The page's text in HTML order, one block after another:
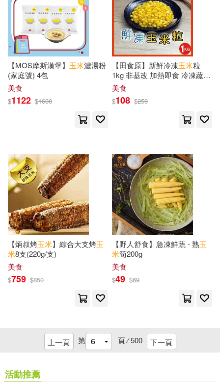
憐情惜雪(5) 星空もあ(5)
曹正文(5) 本書編寫組(5)
朴琳琳(5) 李仁玉(5)
李光福(5)
沖田里緒(5) 獨孤紅(5)
王安憶(5) 王家葵(5)
王磊(5) 玖月晞(5)
白玖(5) 米澤穗信(5)
維吉妮・柯絲塔(5) 羅振玉(5)
范小柱，顏丹紅，陳琪(5)
莊凱任(5)
九州出版社(17)
同濟大學出版社(17)
國立新竹生活美學館(17)
天津人民出版社(17)
安徽教育出版社(17)
慕客館(17) 新蕾出版社(17)
浙江文藝出版社(17)
陝西師範大學出版社(17)
中國人民大學出版社(16)
中國農業大學出版社(16)
【MOS摩斯漢堡】 玉米濃湯粉
(家庭號) 4包
美食
$1122 $1600
【田食原】新鮮冷凍玉米粒
1kg 非基改 加熱即食 冷凍蔬菜
低熱量 超營養 健身餐 養生健
康 團購美食 粒粒飽滿 香甜美
味
美食
$108 $259
【炳叔烤玉米】綜合大支烤玉
米8支(220g/支)
美食
$759 $850
【野人舒食】急凍鮮蔬 - 熟玉
米筍200g
美食
$49 $69
上一頁 第 頁 ⁄500 下一頁
活動推薦